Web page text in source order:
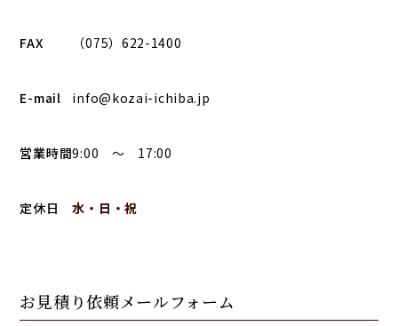
FAX （075）622-1400
E-mail info@kozai-ichiba.jp
営業時間9:00 ～ 17:00
定休日 水・日・祝
お見積り依頼メールフォーム